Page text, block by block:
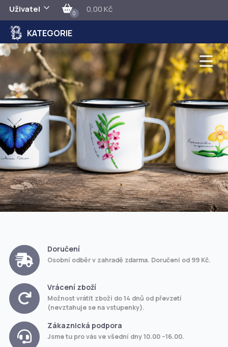
Uživatel 0 0,00 Kč
KATEGORIE
Doručení
Osobní odběr v zahradě zdarma. Doručení od 99 Kč.
Vrácení zboží
Možnost vrátit zboží do 14 dnů od převzetí
(nevztahuje se na vstupenky).
Zákaznická podpora
Jsme tu pro vás ve všední dny 10.00 –16.00.